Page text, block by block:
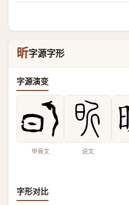
昕字源字形
字源演变
甲骨文 说文
字形对比